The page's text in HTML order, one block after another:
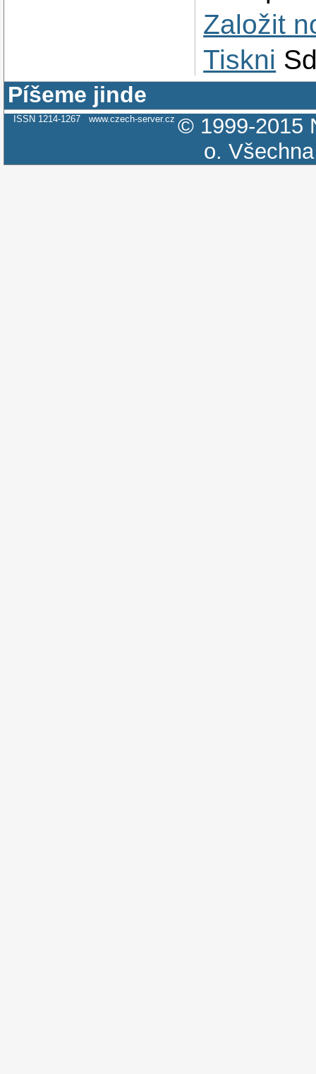
Založit
Tiskni
Píšeme jinde
ISSN 1214-1267 www.czech-server.cz © 1999-2015
o.